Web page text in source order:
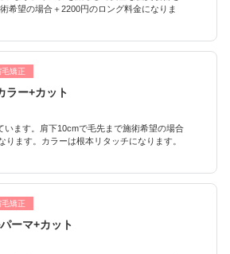
希望の場合＋2200円のロング料金になりま
毛矯正
ラー+カット
います。肩下10cmで毛先まで施術希望の場合
ります。カラーは根本リタッチになります。
毛矯正
ーマ+カット